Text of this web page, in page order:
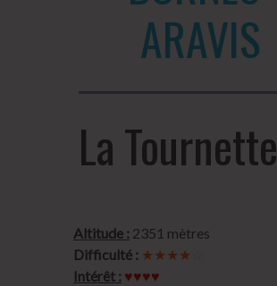
ARAVIS
La Tournette
Altitude : 2351 mètres
Difficulté : ★★★★
Intérêt : ♥♥♥♥